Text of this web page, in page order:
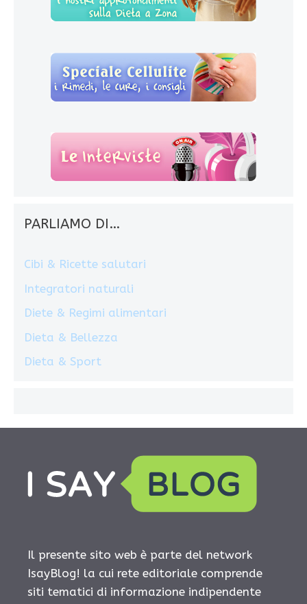
PARLIAMO DI…
Cibi & Ricette salutari
Integratori naturali
Diete & Regimi alimentari
Dieta & Bellezza
Dieta & Sport
Il presente sito web è parte del network
IsayBlog! la cui rete editoriale comprende
siti tematici di informazione indipendente